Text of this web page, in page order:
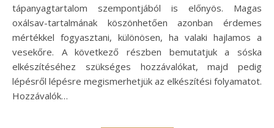
tápanyagtartalom szempontjából is előnyös. Magas
oxálsav-tartalmának köszönhetően azonban érdemes
mértékkel fogyasztani, különösen, ha valaki hajlamos a
vesekőre. A következő részben bemutatjuk a sóska
elkészítéséhez szükséges hozzávalókat, majd pedig
lépésről lépésre megismerhetjük az elkészítési folyamatot.
Hozzávalók…